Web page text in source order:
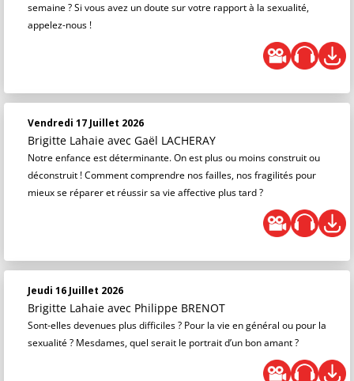
semaine ? Si vous avez un doute sur votre rapport à la sexualité,
appelez-nous !
Vendredi 17 Juillet 2026
Brigitte Lahaie avec Gaël LACHERAY
Notre enfance est déterminante. On est plus ou moins construit ou
déconstruit ! Comment comprendre nos failles, nos fragilités pour
mieux se réparer et réussir sa vie affective plus tard ?
Jeudi 16 Juillet 2026
Brigitte Lahaie avec Philippe BRENOT
Sont-elles devenues plus difficiles ? Pour la vie en général ou pour la
sexualité ? Mesdames, quel serait le portrait d’un bon amant ?